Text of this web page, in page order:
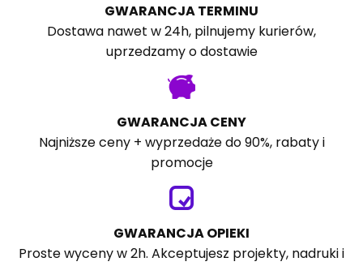
GWARANCJA TERMINU
Dostawa nawet w 24h, pilnujemy kurierów,
uprzedzamy o dostawie
GWARANCJA CENY
Najniższe ceny + wyprzedaże do 90%, rabaty i
promocje
GWARANCJA OPIEKI
Proste wyceny w 2h. Akceptujesz projekty, nadruki i